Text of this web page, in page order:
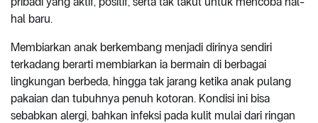
hal baru.
Membiarkan anak berkembang menjadi dirinya sendiri
terkadang berarti membiarkan ia bermain di berbagai
lingkungan berbeda, hingga tak jarang ketika anak pulang
pakaian dan tubuhnya penuh kotoran. Kondisi ini bisa
sebabkan alergi, bahkan infeksi pada kulit mulai dari ringan